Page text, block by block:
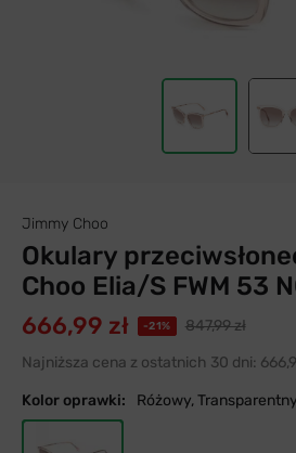
Jimmy Choo
Okulary
Choo Elia/S FWM 53
666,99 zł -21%
847,99 zł
Najniższa cena z ostatnich 30 dni:
Kolor oprawki: Różowy, Transparentny